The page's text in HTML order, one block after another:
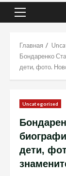
Основное
Главная
Бондаренко
дети, фото.
Uncategorised
дети,